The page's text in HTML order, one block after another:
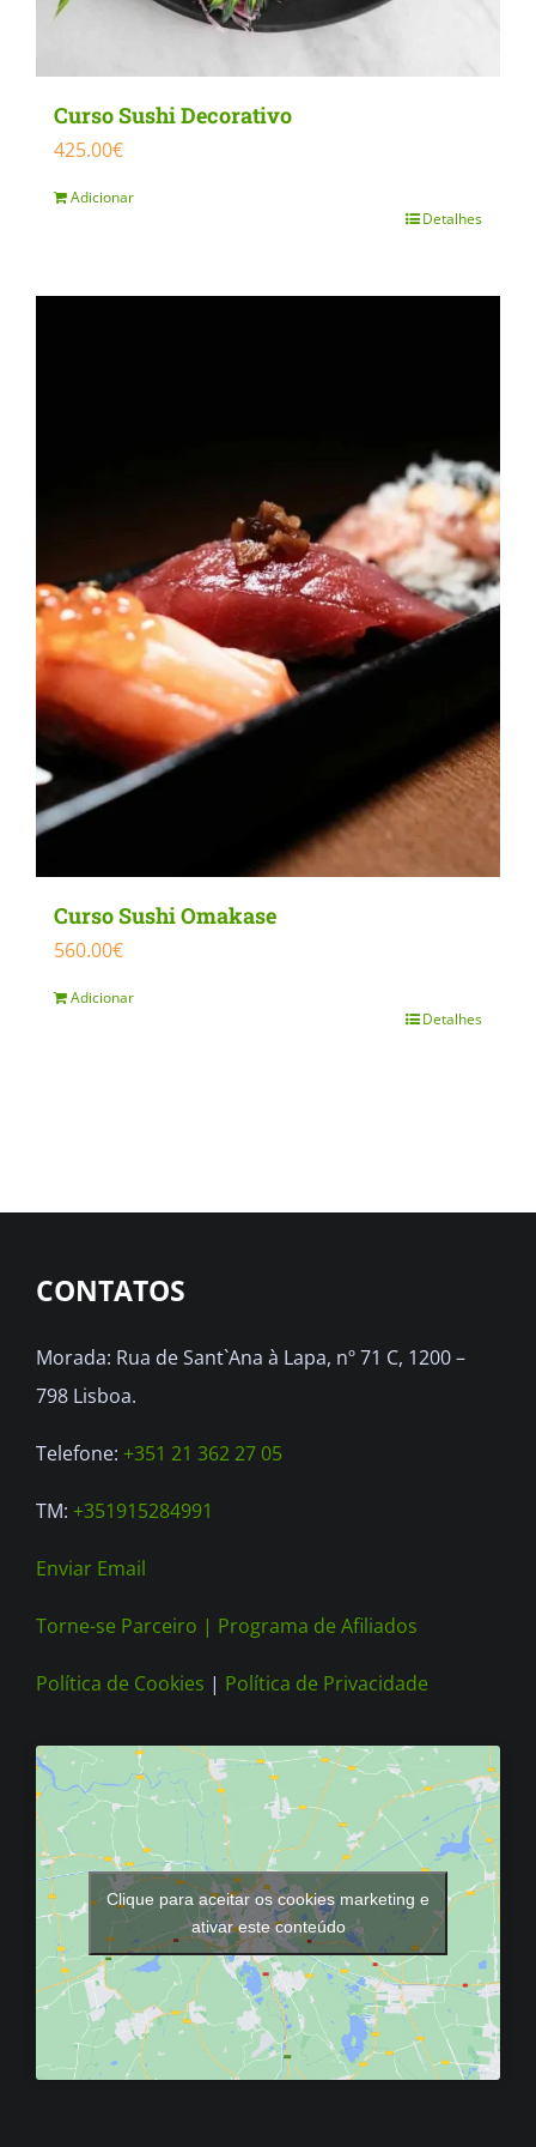
Curso Sushi Decorativo
425.00€
Adicionar
Detalhes
Curso Sushi Omakase
560.00€
Adicionar
Detalhes
CONTATOS
Morada: Rua de Sant`Ana à Lapa, nº 71 C, 1200 –
798 Lisboa.
Telefone: +351 21 362 27 05
TM: +351915284991
Enviar Email
Torne-se Parceiro | Programa de Afiliados
Política de Cookies | Política de Privacidade
Clique para aceitar os cookies marketing e
ativar este conteúdo